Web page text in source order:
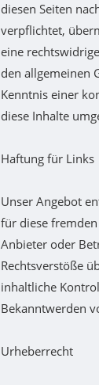
diesen Seiten
verpflichtet,
eine
den allgemeinen
Kenntnis einer
diese Inhalte
Haftung für Links
Unser Angebot
für diese
Anbieter oder
Rechtsverstöße
inhaltliche
Bekanntwerden
Urheberrecht